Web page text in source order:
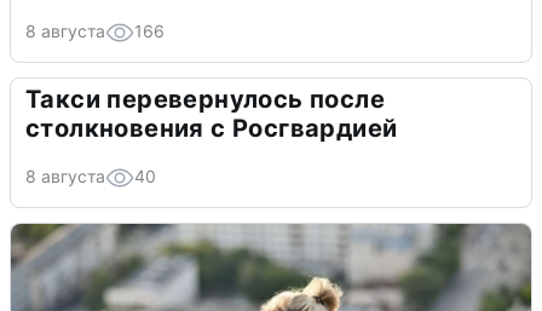
8 августа 166
Такси перевернулось после
столкновения с Росгвардией
8 августа 40